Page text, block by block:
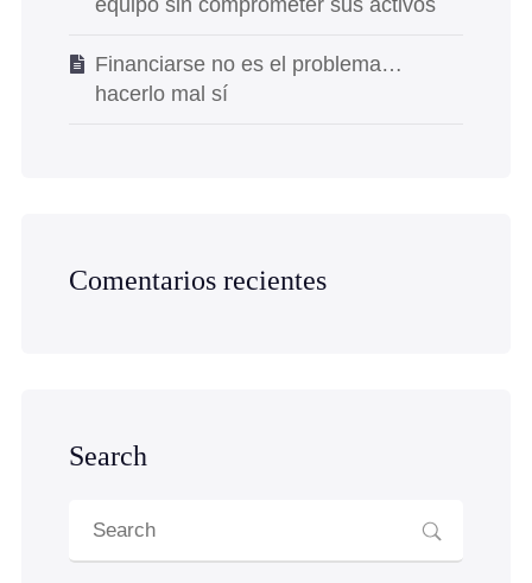
equipo sin comprometer sus activos
Financiarse no es el problema…
hacerlo mal sí
Comentarios recientes
Search